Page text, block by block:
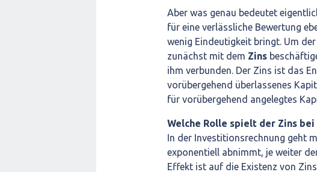
Aber was genau bedeutet
für eine verlässliche Bewertung
wenig Eindeutigkeit bringt. Um
zunächst mit dem Zins
ihm verbunden. Der Zins ist das
vorübergehend überlassenes
für vorübergehend angelegtes
Welche Rolle spielt der Zins bei
In der Investitionsrechnung geht
exponentiell abnimmt, je weiter
Effekt ist auf die Existenz von